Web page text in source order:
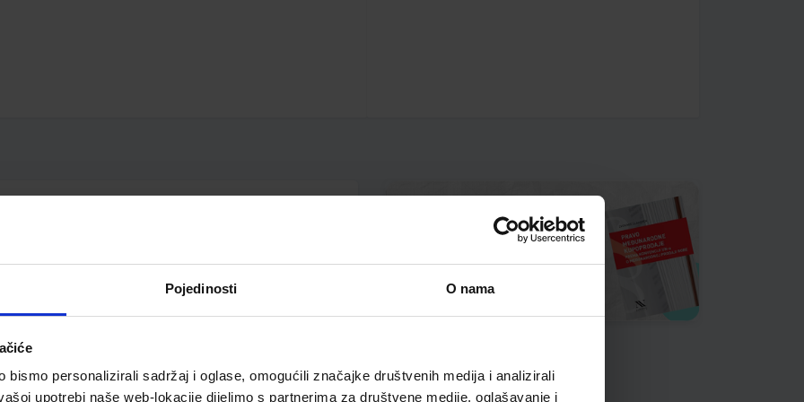
Pojedinosti O nama
bismo personalizirali sadržaj i oglase, omogućili značajke društvenih medija i analizirali
upotrebi naše web-lokacije dijelimo s partnerima za društvene medije, oglašavanje i
vrh; simetrično, ergonomsko, gumirano